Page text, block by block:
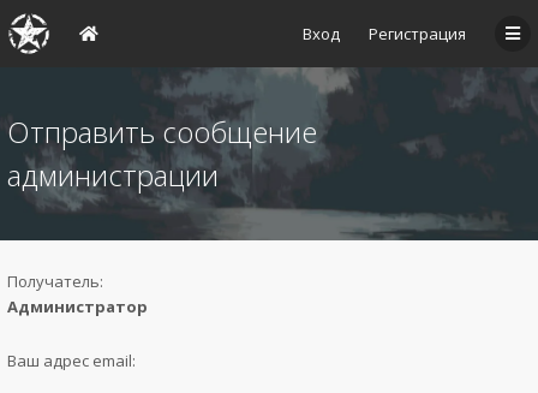
Вход Регистрация
Отправить сообщение
администрации
Получатель:
Администратор
Ваш адрес email: